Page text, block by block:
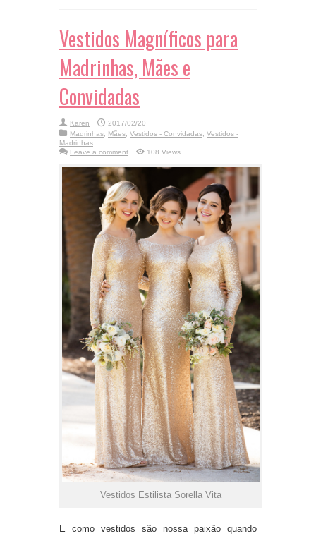
Vestidos Magníficos para
Madrinhas, Mães e
Convidadas
Karen
2017/02/20
Madrinhas
Mães Vestidos - Convidadas Vestidos -
Madrinhas
Leave a comment
108 Views
Vestidos Estilista Sorella Vita
E como vestidos são nossa paixão quando